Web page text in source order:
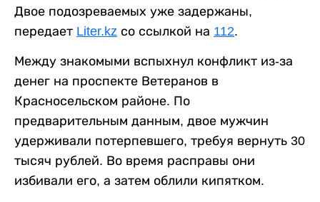
Двое подозреваемых уже задержаны,
передает Liter.kz со ссылкой на 112.
Между знакомыми вспыхнул конфликт из-за
денег на проспекте Ветеранов в
Красносельском районе. По
предварительным данным, двое мужчин
удерживали потерпевшего, требуя вернуть 30
тысяч рублей. Во время расправы они
избивали его, а затем облили кипятком.